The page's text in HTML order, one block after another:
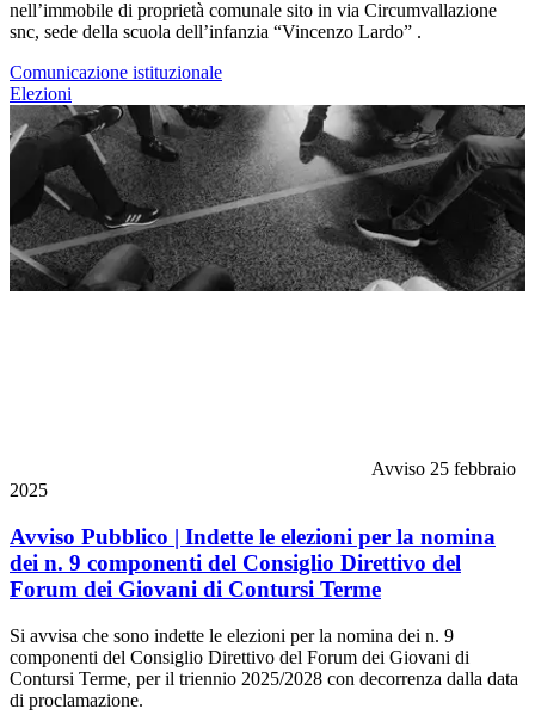
nell’immobile di proprietà comunale sito in via Circumvallazione
snc, sede della scuola dell’infanzia “Vincenzo Lardo” .
Comunicazione istituzionale
Elezioni
Avviso 25 febbraio
2025
Avviso Pubblico | Indette le elezioni per la nomina
dei n. 9 componenti del Consiglio Direttivo del
Forum dei Giovani di Contursi Terme
Si avvisa che sono indette le elezioni per la nomina dei n. 9
componenti del Consiglio Direttivo del Forum dei Giovani di
Contursi Terme, per il triennio 2025/2028 con decorrenza dalla data
di proclamazione.